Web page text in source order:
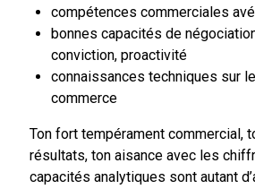
compétences commerciales
bonnes capacités de
conviction, proactivité
connaissances techniques sur
commerce
Ton fort tempérament commercial,
résultats, ton aisance avec les
capacités analytiques sont autant